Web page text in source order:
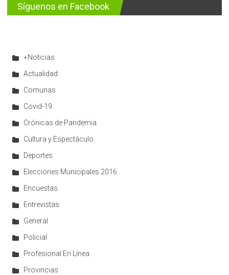
Síguenos en Facebook
+Noticias
Actualidad
Comunas
Covid-19
Crónicas de Pandemia
Cultura y Espectáculo
Deportes
Elecciones Municipales 2016
Encuestas
Entrevistas
General
Policial
Profesional En Línea
Provincias